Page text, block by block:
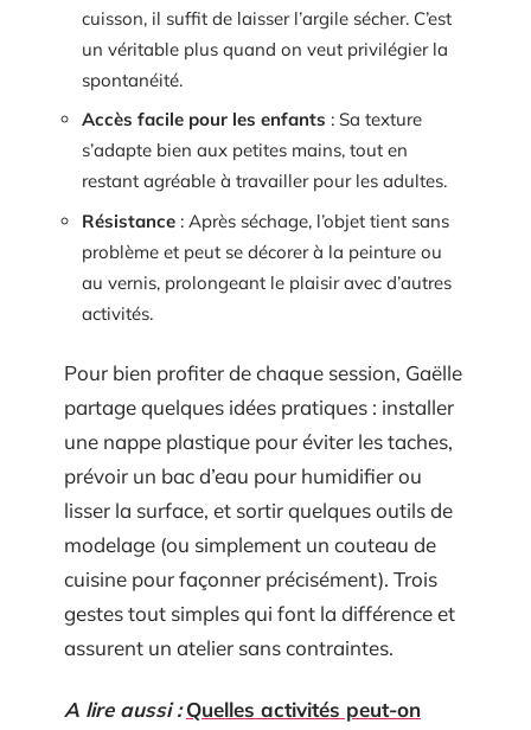
cuisson, il suffit de laisser l’argile sécher. C’est
un véritable plus quand on veut privilégier la
spontanéité.
Accès facile pour les enfants : Sa texture
s’adapte bien aux petites mains, tout en
restant agréable à travailler pour les adultes.
Résistance : Après séchage, l’objet tient sans
problème et peut se décorer à la peinture ou
au vernis, prolongeant le plaisir avec d’autres
activités.
Pour bien profiter de chaque session, Gaëlle
partage quelques idées pratiques : installer
une nappe plastique pour éviter les taches,
prévoir un bac d’eau pour humidifier ou
lisser la surface, et sortir quelques outils de
modelage (ou simplement un couteau de
cuisine pour façonner précisément). Trois
gestes tout simples qui font la différence et
assurent un atelier sans contraintes.
A lire aussi : Quelles activités peut-on